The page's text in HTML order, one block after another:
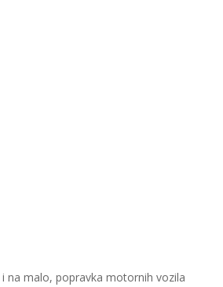
na malo, popravka motornih vozila